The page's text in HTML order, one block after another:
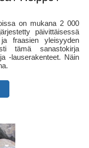
on mukana 2 000
päivittäisessä
fraasien yleisyyden
tämä sanastokirja
-lauserakenteet. Näin